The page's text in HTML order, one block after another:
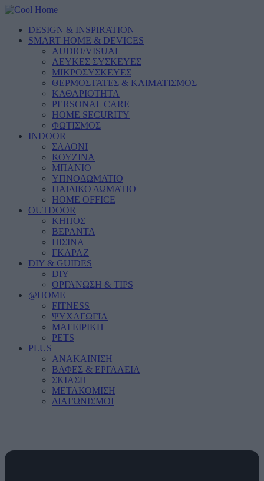
DESIGN & INSPIRATION
SMART HOME & DEVICES
AUDIO/VISUAL
ΛΕΥΚΕΣ ΣΥΣΚΕΥΕΣ
ΜΙΚΡΟΣΥΣΚΕΥΕΣ
ΘΕΡΜΟΣΤΑΤΕΣ & ΚΛΙΜΑΤΙΣΜΟΣ
ΚΑΘΑΡΙΟΤΗΤΑ
PERSONAL CARE
HOME SECURITY
ΦΩΤΙΣΜΟΣ
INDOOR
ΣΑΛΟΝΙ
ΚΟΥΖΙΝΑ
ΜΠΑΝΙΟ
ΥΠΝΟΔΩΜΑΤΙΟ
ΠΑΙΔΙΚΟ ΔΩΜΑΤΙΟ
HOME OFFICE
OUTDOOR
ΚΗΠΟΣ
ΒΕΡΑΝΤΑ
ΠΙΣΙΝΑ
ΓΚΑΡΑΖ
DIY & GUIDES
DIY
ΟΡΓΑΝΩΣΗ & TIPS
@HOME
FITNESS
ΨΥΧΑΓΩΓΙΑ
ΜΑΓΕΙΡΙΚΗ
PETS
PLUS
ΑΝΑΚΑΙΝΙΣΗ
ΒΑΦΕΣ & ΕΡΓΑΛΕΙΑ
ΣΚΙΑΣΗ
ΜΕΤΑΚΟΜΙΣΗ
ΔΙΑΓΩΝΙΣΜΟΙ